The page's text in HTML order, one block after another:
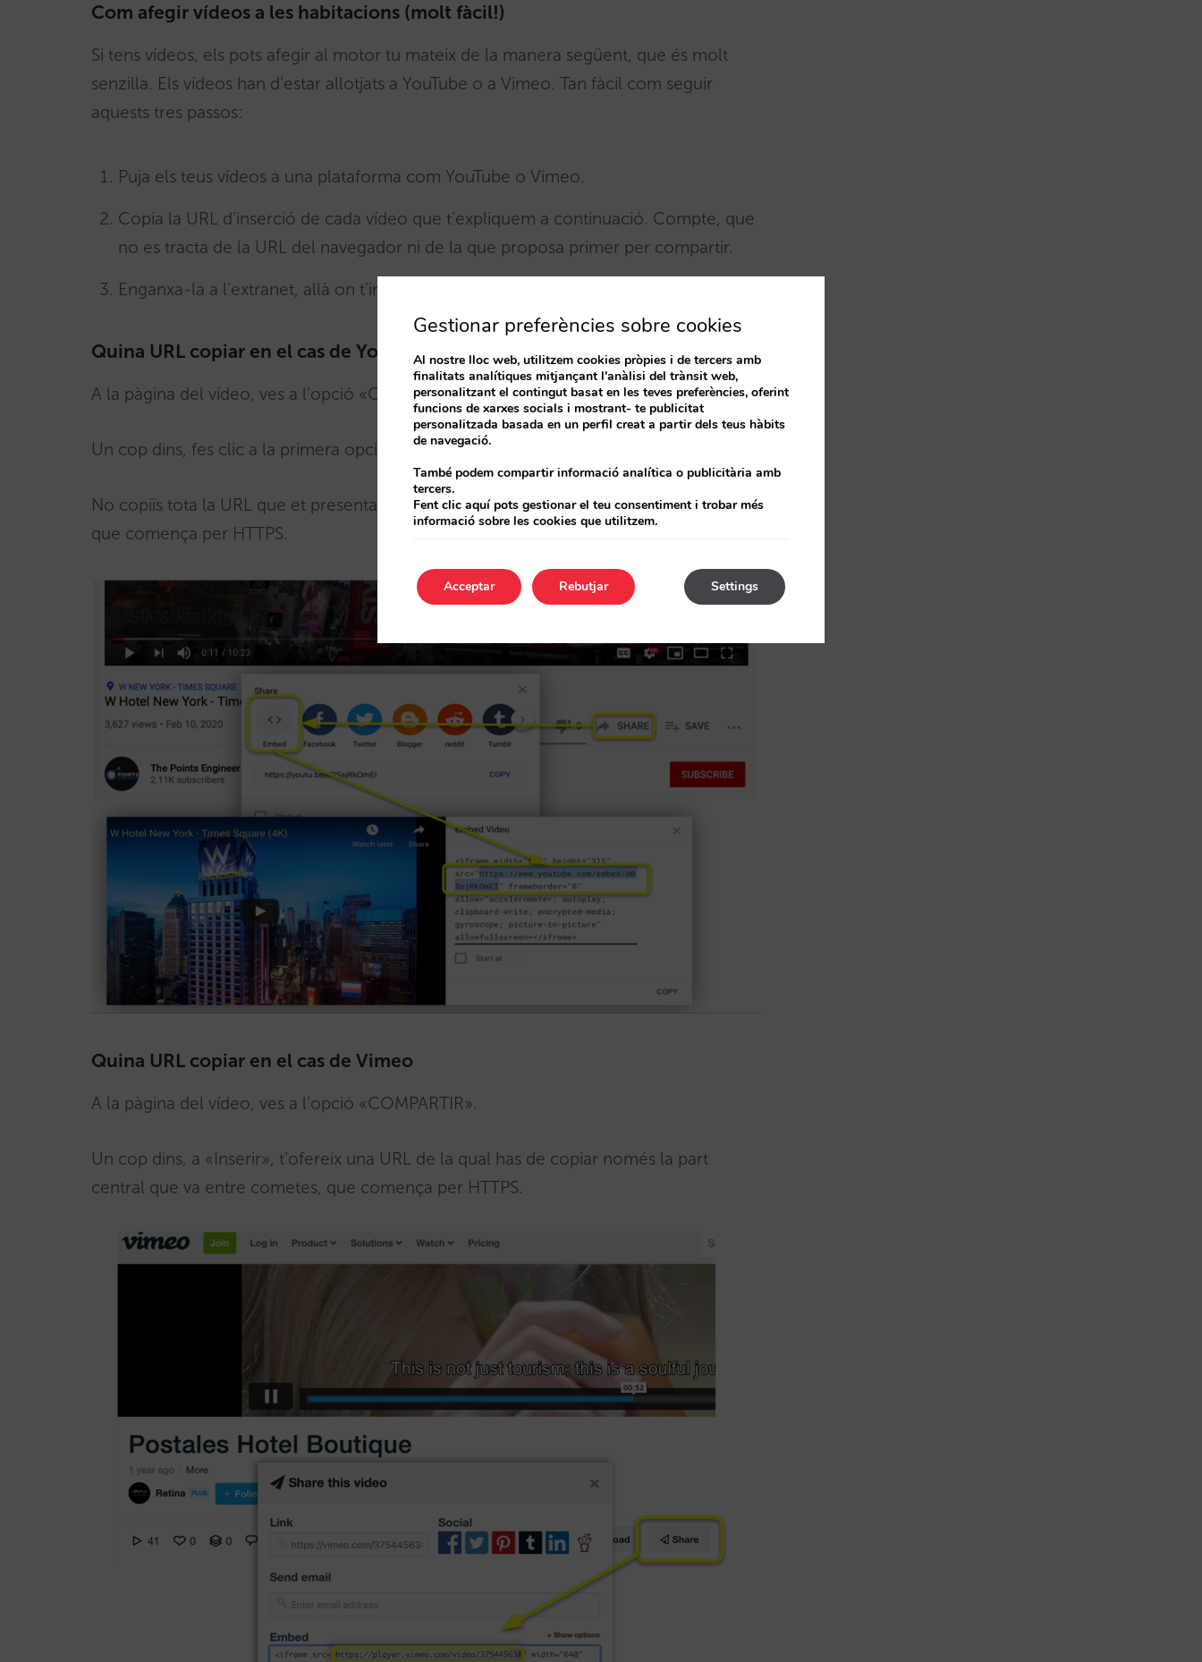
Com afegir vídeos a les habitacions (molt fàcil!)
Si tens vídeos, els pots afegir al motor tu mateix de la manera següent, que és molt
senzilla. Els vídeos han d’estar allotjats a YouTube o a Vimeo. Tan fàcil com seguir
aquests tres passos:
Puja els teus vídeos a una plataforma com YouTube o Vimeo.
Copia la URL d’inserció de cada vídeo que t’expliquem a continuació. Compte, que
no es tracta de la URL del navegador ni de la que proposa primer per compartir.
Enganxa-la a l’extranet, allà on t’indiquem aquí sota.
Quina URL copiar en el cas de YouTube
A la pàgina del vídeo, ves a l’opció «COMPARTIR».
Un cop dins, fes clic a la primera opció: «Inserir».
No copiïs tota la URL que et presenta, sinó la part central que hi ha entre cometes i
que comença per HTTPS.
Quina URL copiar en el cas de Vimeo
A la pàgina del vídeo, ves a l’opció «COMPARTIR».
Un cop dins, a «Inserir», t’ofereix una URL de la qual has de copiar només la part
central que va entre cometes, que comença per HTTPS.
Gestionar preferències sobre cookies
Al nostre lloc web, utilitzem cookies pròpies i de tercers amb
finalitats analítiques mitjançant l'anàlisi del trànsit web,
personalitzant el contingut basat en les teves preferències, oferint
funcions de xarxes socials i mostrant- te publicitat
personalitzada basada en un perfil creat a partir dels teus hàbits
de navegació.
També podem compartir informació analítica o publicitària amb
tercers.
Fent clic aquí pots gestionar el teu consentiment i trobar més
informació sobre les cookies que utilitzem.
Acceptar Settings
Rebutjar